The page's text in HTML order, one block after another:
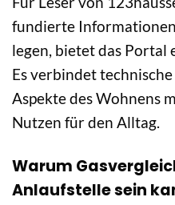
fundierte
legen, bietet das
Es verbindet
Aspekte des Wohnens
Nutzen für den Alltag.
Warum
Anlaufstelle sein